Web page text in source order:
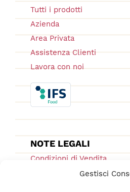
Gestisci
Tutti i prodotti
Azienda
Area Privata
Assistenza Clienti
Lavora con noi
NOTE LEGALI
Condizioni di Vendita
Ordini e Spedizioni